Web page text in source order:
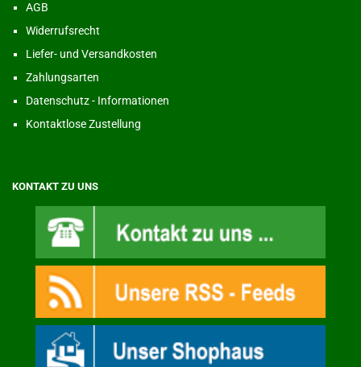
AGB
Widerrufsrecht
Liefer- und Versandkosten
Zahlungsarten
Datenschutz - Informationen
Kontaktlose Zustellung
KONTAKT ZU UNS